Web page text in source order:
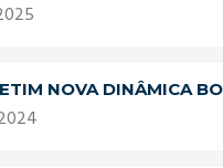
NOVA DINÂMICA